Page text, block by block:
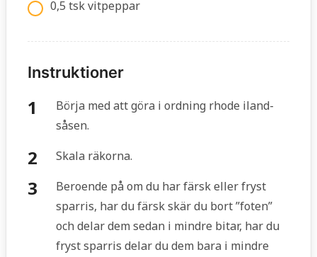
0,5 tsk vitpeppar
Instruktioner
Börja med att göra i ordning rhode iland-
såsen.
Skala räkorna.
Beroende på om du har färsk eller fryst
sparris, har du färsk skär du bort ”foten”
och delar dem sedan i mindre bitar, har du
fryst sparris delar du dem bara i mindre